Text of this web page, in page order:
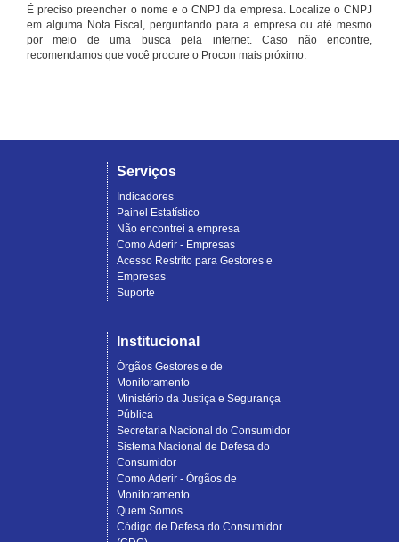
É preciso preencher o nome e o CNPJ da empresa. Localize o CNPJ
em alguma Nota Fiscal, perguntando para a empresa ou até mesmo
por meio de uma busca pela internet. Caso não encontre,
recomendamos que você procure o Procon mais próximo.
Serviços
Indicadores
Painel Estatístico
Não encontrei a empresa
Como Aderir - Empresas
Acesso Restrito para Gestores e
Empresas
Suporte
Institucional
Órgãos Gestores e de
Monitoramento
Ministério da Justiça e Segurança
Pública
Secretaria Nacional do Consumidor
Sistema Nacional de Defesa do
Consumidor
Como Aderir - Órgãos de
Monitoramento
Quem Somos
Código de Defesa do Consumidor